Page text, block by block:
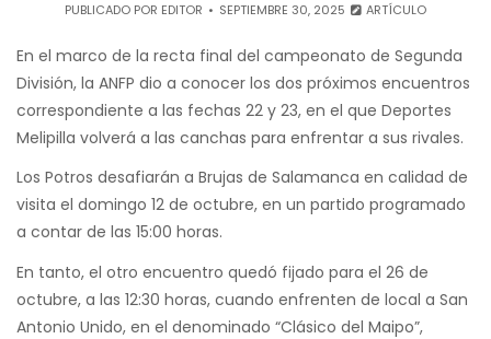
PUBLICADO POR EDITOR SEPTIEMBRE 30, 2025 ARTÍCULO
En el marco de la recta final del campeonato de Segunda
División, la ANFP dio a conocer los dos próximos encuentros
correspondiente a las fechas 22 y 23, en el que Deportes
Melipilla volverá a las canchas para enfrentar a sus rivales.
Los Potros desafiarán a Brujas de Salamanca en calidad de
visita el domingo 12 de octubre, en un partido programado
a contar de las 15:00 horas.
En tanto, el otro encuentro quedó fijado para el 26 de
octubre, a las 12:30 horas, cuando enfrenten de local a San
Antonio Unido, en el denominado “Clásico del Maipo”,